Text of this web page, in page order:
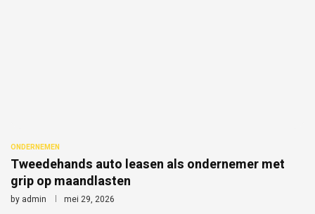
ONDERNEMEN
Tweedehands auto leasen als ondernemer met
grip op maandlasten
by admin mei 29, 2026